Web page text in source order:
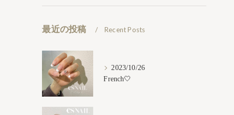
最近の投稿 Recent Posts
2023/10/26
French🤍